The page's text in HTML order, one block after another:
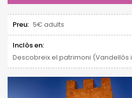
Preu: 5€ adults
Inclòs en:
Descobreix el patrimoni (Vandellòs